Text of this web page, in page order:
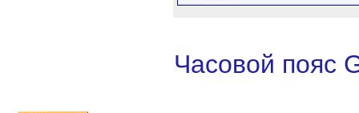
Часовой пояс